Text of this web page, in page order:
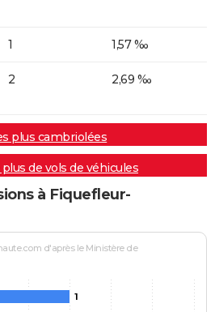
1 1,57 ‰
2 2,69 ‰
plus cambriolées
de vols de véhicules
à Fiquefleur-
d'après le Ministère de
1